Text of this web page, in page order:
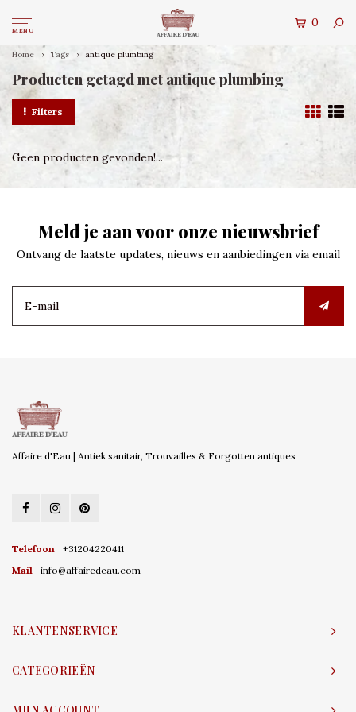
MENU
0
Home Tags antique plumbing
Producten getagd met antique plumbing
Filters
Geen producten gevonden!...
Meld je aan voor onze nieuwsbrief
Ontvang de laatste updates, nieuws en aanbiedingen via email
Affaire d'Eau | Antiek sanitair, Trouvailles & Forgotten antiques
Telefoon
+31204220411
Mail
info@affairedeau.com
KLANTENSERVICE
CATEGORIEËN